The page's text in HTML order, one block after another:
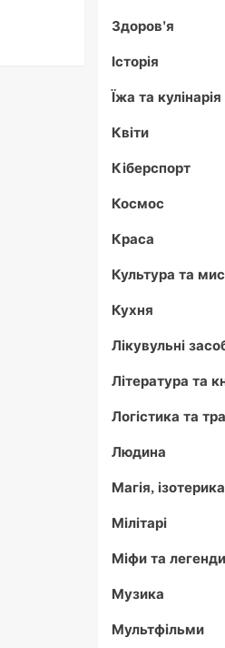
Здоров'я
Історія
Їжа та кулінарія
Квіти
Кіберспорт
Космос
Краса
Культура та
Кухня
Лікувульні
Література та
Логістика та
Людина
Магія,
Мілітарі
Міфи та легенди
Музика
Мультфільми